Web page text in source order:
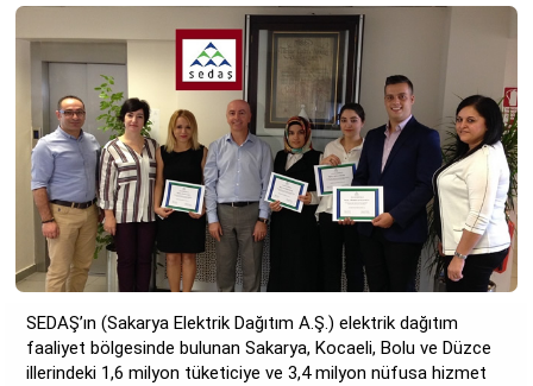
SEDAŞ’ın (Sakarya Elektrik Dağıtım A.Ş.) elektrik dağıtım
faaliyet bölgesinde bulunan Sakarya, Kocaeli, Bolu ve Düzce
illerindeki 1,6 milyon tüketiciye ve 3,4 milyon nüfusa hizmet